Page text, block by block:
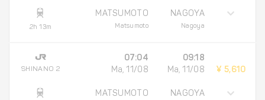
2h 13m
MATSUMOTO
Matsumoto
NAGOYA
Nagoya
SHINANO 2
07:04
Ma, 11/08
MATSUMOTO
09:18
Ma, 11/08
NAGOYA
¥ 5,610